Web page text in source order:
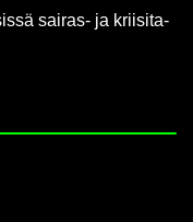
sairas-​ ja krii­si­ta­